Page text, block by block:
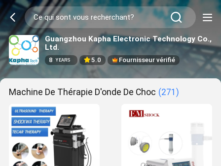
Guangzhou Kapha Electronic Technology Co.,
Ltd.
8 YEARS 5.0 Fournisseur vérifié
Machine De Thérapie D'onde De Choc (271)